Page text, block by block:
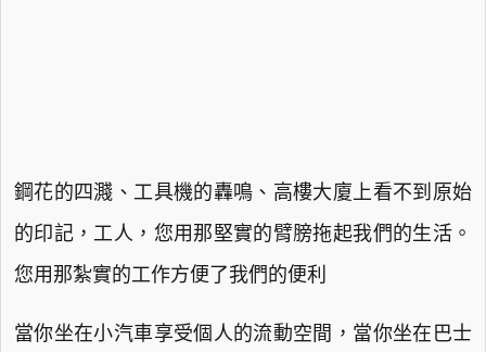
鋼花的四濺、工具機的轟鳴、高樓大廈上看不到原始
的印記，工人，您用那堅實的臂膀拖起我們的生活。
您用那紮實的工作方便了我們的便利
當你坐在小汽車享受個人的流動空間，當你坐在巴士